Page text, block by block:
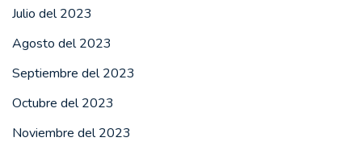
Julio del 2023
Agosto del 2023
Septiembre del 2023
Octubre del 2023
Noviembre del 2023